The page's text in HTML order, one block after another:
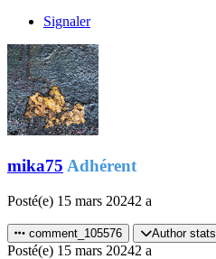
Signaler
mika75 Adhérent
Posté(e) 15 mars 20242 a
comment_105576 Author stats
Posté(e) 15 mars 20242 a